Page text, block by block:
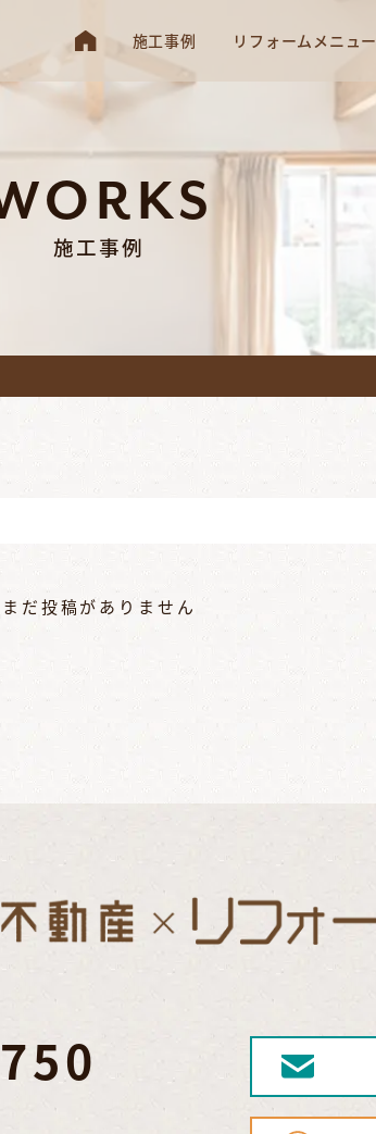
施工事例 リフォームメニュー
施工事例
まだ投稿がありません